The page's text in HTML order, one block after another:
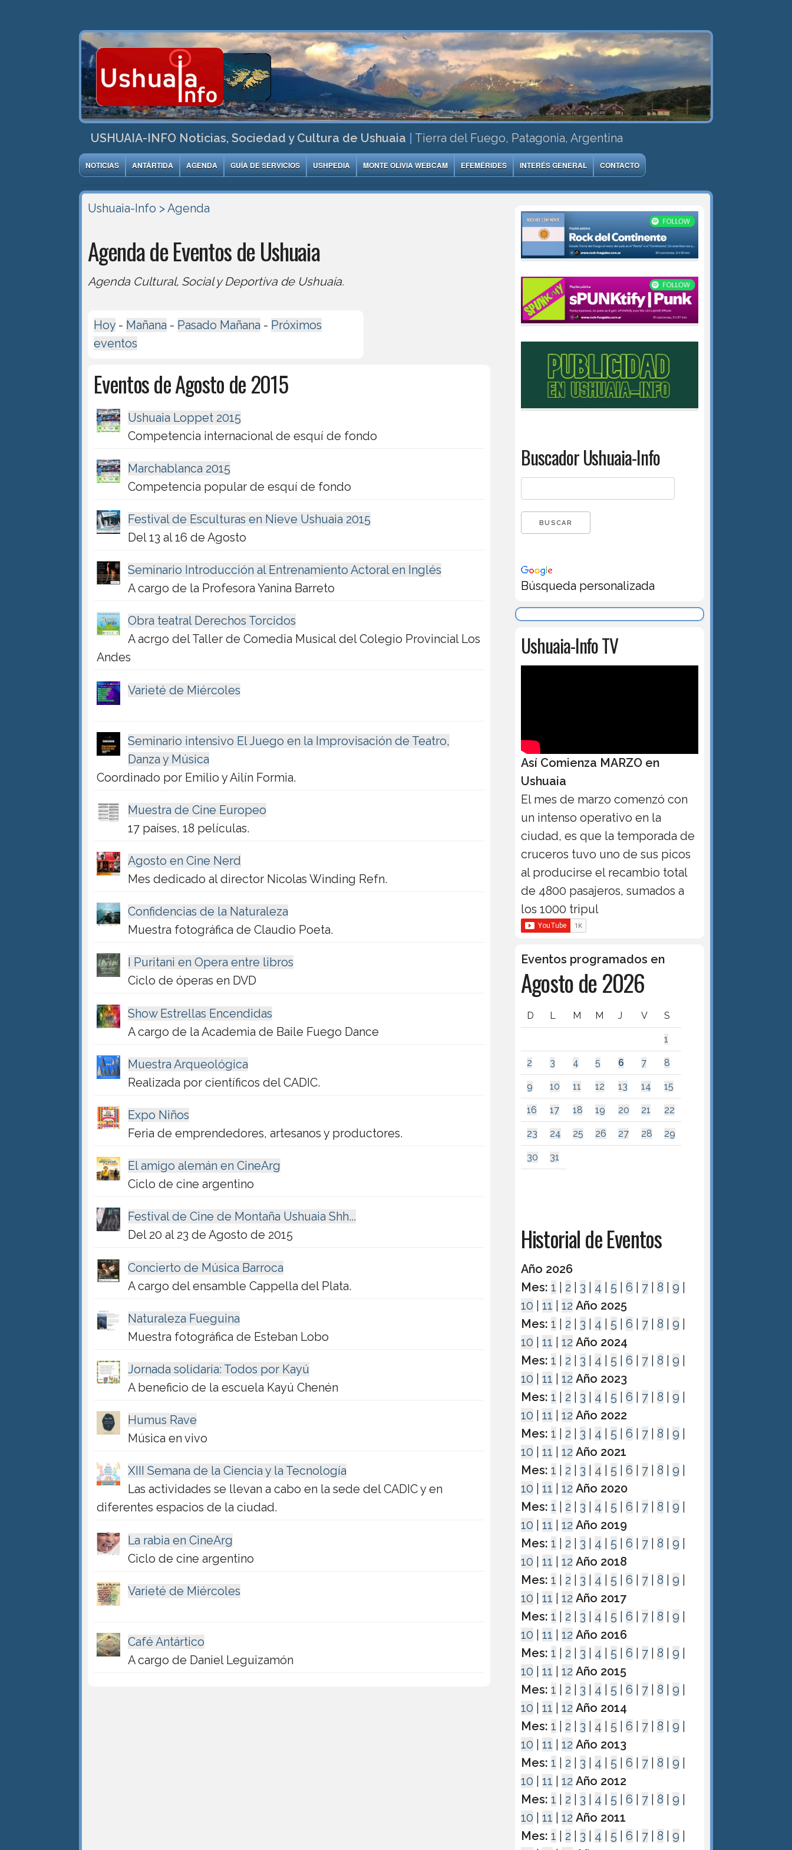
USHUAIA-INFO Noticias, Sociedad y Cultura de Ushuaia Tierra del Fuego, Patagonia, Argentina
NOTICIAS ANTÁRTIDA AGENDA GUÍA DE SERVICIOS USHPEDIA MONTE OLIVIA WEBCAM EFEMÉRIDES INTERÉS GENERAL CONTACTO
Ushuaia-Info > Agenda
Agenda de Eventos de Ushuaia
Agenda Cultural, Social y Deportiva de Ushuaia.
Hoy - Mañana - Pasado Mañana - Próximos
eventos
Eventos de Agosto de 2015
Ushuaia Loppet 2015
Competencia internacional de esquí de fondo
Marchablanca 2015
Competencia popular de esquí de fondo
Festival de Esculturas en Nieve Ushuaia 2015
Del 13 al 16 de Agosto
Seminario Introducción al Entrenamiento Actoral en Inglés
A cargo de la Profesora Yanina Barreto
Obra teatral Derechos Torcidos
A acrgo del Taller de Comedia Musical del Colegio Provincial Los
Andes
Varieté de Miércoles
Seminario intensivo El Juego en la Improvisación de Teatro,
Danza y Música
Coordinado por Emilio y Ailín Formia.
Muestra de Cine Europeo
17 países, 18 películas.
Agosto en Cine Nerd
Mes dedicado al director Nicolas Winding Refn.
Confidencias de la Naturaleza
Muestra fotográfica de Claudio Poeta.
I Puritani en Opera entre libros
Ciclo de óperas en DVD
Show Estrellas Encendidas
A cargo de la Academia de Baile Fuego Dance
Muestra Arqueológica
Realizada por científicos del CADIC.
Expo Niños
Feria de emprendedores, artesanos y productores.
El amigo alemán en CineArg
Ciclo de cine argentino
Festival de Cine de Montaña Ushuaia Shh...
Del 20 al 23 de Agosto de 2015
Concierto de Música Barroca
A cargo del ensamble Cappella del Plata.
Naturaleza Fueguina
Muestra fotográfica de Esteban Lobo
Jornada solidaria: Todos por Kayú
A beneficio de la escuela Kayú Chenén
Humus Rave
Música en vivo
XIII Semana de la Ciencia y la Tecnología
Las actividades se llevan a cabo en la sede del CADIC y en
diferentes espacios de la ciudad.
La rabia en CineArg
Ciclo de cine argentino
Varieté de Miércoles
Café Antártico
A cargo de Daniel Leguizamón
Buscador Ushuaia-Info
Búsqueda personalizada
Ushuaia-Info TV
Así Comienza MARZO en
Ushuaia
El mes de marzo comenzó con
un intenso operativo en la
ciudad, es que la temporada de
cruceros tuvo uno de sus picos
al producirse el recambio total
de 4800 pasajeros, sumados a
los 1000 tripul
Eventos programados en
Agosto de 2026
D L M M J V S
1
2 3 4 5 6 7 8
9 10 11 12 13 14 15
16 17 18 19 20 21 22
23 24 25 26 27 28 29
30 31
Historial de Eventos
Año 2026
Mes: 1 2 3 4 5 |6 7 |8 |9
10 |11 |12 Año 2025
Mes: 1 2 3 4 5 |6 7 |8 |9
10 |11 |12 Año 2024
Mes: 1 2 3 4 5 |6 7 |8 |9
10 |11 |12 Año 2023
Mes: 1 2 3 4 5 |6 7 |8 |9
10 |11 |12 Año 2022
Mes: 1 2 3 4 5 |6 7 |8 |9
10 |11 |12 Año 2021
Mes: 1 2 3 4 5 |6 7 |8 |9
10 |11 |12 Año 2020
Mes: 1 2 3 4 5 |6 7 |8 |9
10 |11 |12 Año 2019
Mes: 1 2 3 4 5 |6 7 |8 |9
10 |11 |12 Año 2018
Mes: 1 2 3 4 5 |6 7 |8 |9
10 |11 |12 Año 2017
Mes: 1 2 3 4 5 |6 7 |8 |9
10 |11 |12 Año 2016
Mes: 1 2 3 4 5 |6 7 |8 |9
10 |11 |12 Año 2015
Mes: 1 2 3 4 5 |6 7 |8 |9
10 |11 |12 Año 2014
Mes: 1 2 3 4 5 |6 7 |8 |9
10 |11 |12 Año 2013
Mes: 1 2 3 4 5 |6 7 |8 |9
10 |11 |12 Año 2012
Mes: 1 2 3 4 5 |6 7 |8 |9
10 |11 |12 Año 2011
Mes: 1 2 3 4 5 |6 7 |8 |9